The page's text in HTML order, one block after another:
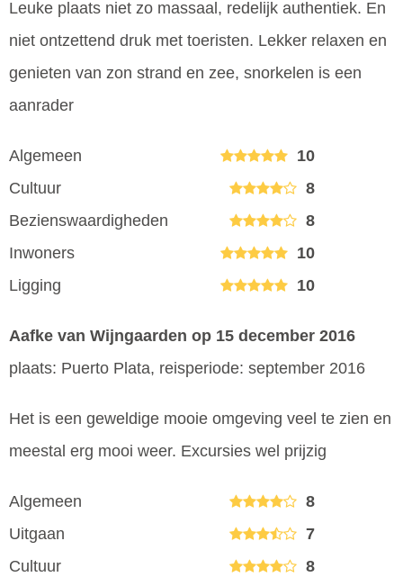
Leuke plaats niet zo massaal, redelijk authentiek. En
niet ontzettend druk met toeristen. Lekker relaxen en
genieten van zon strand en zee, snorkelen is een
aanrader
Algemeen
10
Cultuur
8
Bezienswaardigheden
8
Inwoners
10
Ligging
10
Aafke van Wijngaarden op 15 december 2016
plaats: Puerto Plata, reisperiode: september 2016
Het is een geweldige mooie omgeving veel te zien en
meestal erg mooi weer. Excursies wel prijzig
Algemeen
8
Uitgaan
7
Cultuur
8